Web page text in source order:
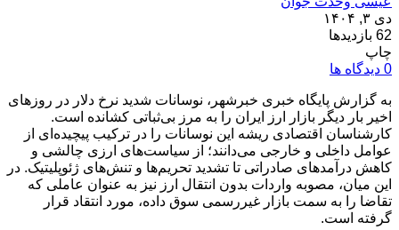
دی ۳, ۱۴۰۴
62 بازدیدها
چاپ
0 دیدگاه ها
به گزارش پایگاه خبری خبرشهر، نوسانات شدید نرخ دلار در روزهای
اخیر بار دیگر بازار ارز ایران را به مرز بی‌ثباتی کشانده است.
کارشناسان اقتصادی ریشه این نوسانات را در ترکیب پیچیده‌ای از
عوامل داخلی و خارجی می‌دانند؛ از سیاست‌های ارزی چالشی و
کاهش درآمدهای صادراتی تا تشدید تحریم‌ها و تنش‌های ژئوپلیتیک. در
این میان، مصوبه واردات بدون انتقال ارز نیز به عنوان عاملی که
تقاضا را به سمت بازار غیررسمی سوق داده، مورد انتقاد قرار
گرفته است.